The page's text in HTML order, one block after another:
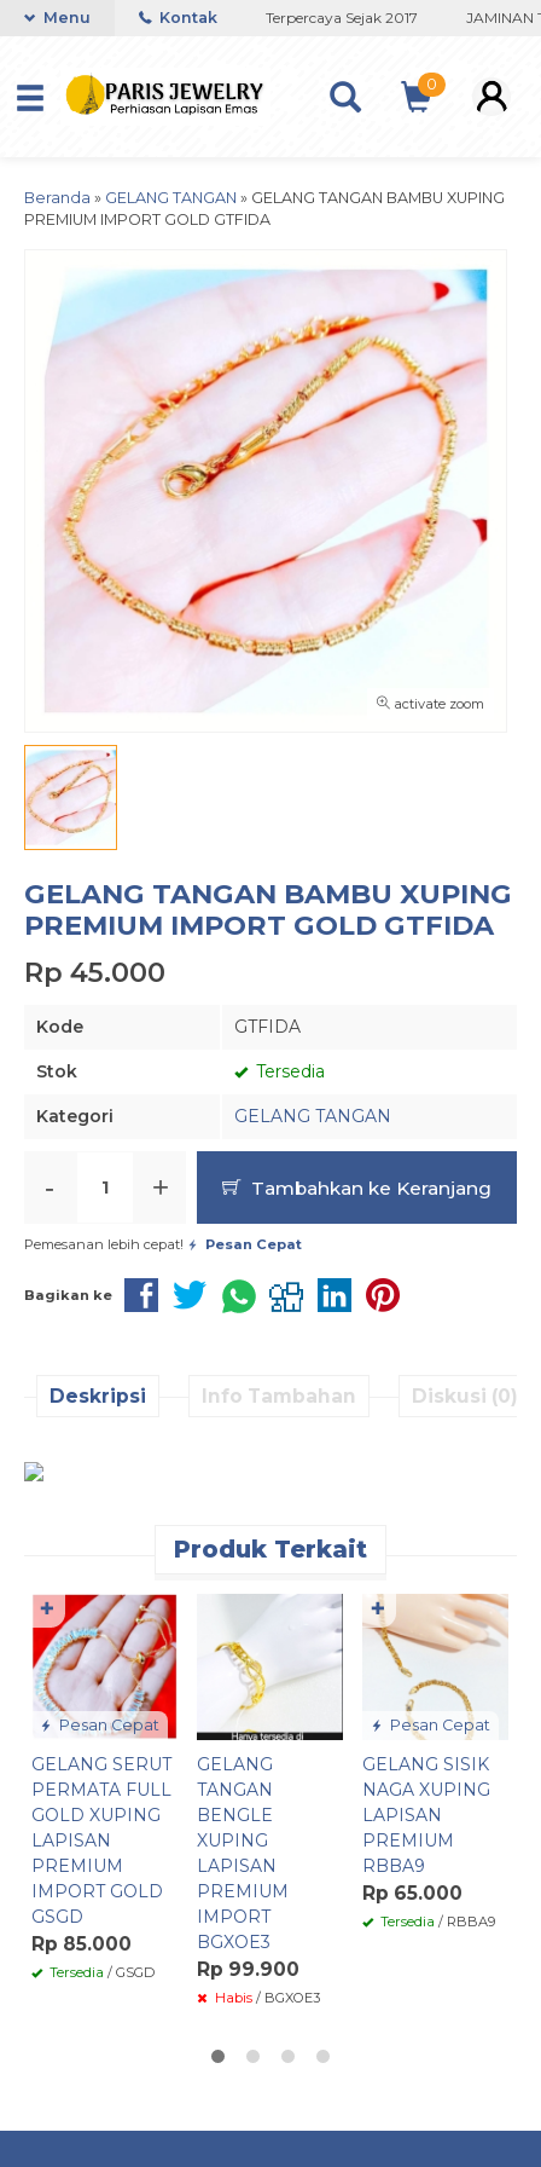
Lapisan Emas Terbaik Terpercaya Sejak 2017 JAMINAN
Menu Kontak
0
Beranda » GELANG TANGAN » GELANG TANGAN BAMBU XUPING
PREMIUM IMPORT GOLD GTFIDA
activate zoom
GELANG TANGAN BAMBU XUPING
PREMIUM IMPORT GOLD GTFIDA
Rp 45.000
Kode GTFIDA
Stok Tersedia
Kategori GELANG TANGAN
- + Tambahkan ke Keranjang
Pemesanan lebih cepat! Pesan Cepat
Bagikan ke
Deskripsi Info Tambahan Diskusi (0)
Produk Terkait
Pesan Cepat
GELANG SERUT
PERMATA FULL
GOLD XUPING
LAPISAN
PREMIUM
IMPORT GOLD
GSGD
Rp 85.000
Tersedia / GSGD
✚
GELANG
TANGAN
BENGLE
XUPING
LAPISAN
PREMIUM
IMPORT
BGXOE3
Rp 99.900
Habis / BGXOE3
Pesan Cepat
GELANG SISIK
NAGA XUPING
LAPISAN
PREMIUM
RBBA9
Rp 65.000
Tersedia / RBBA9
✚